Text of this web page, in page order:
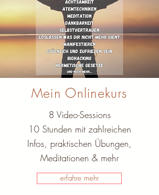
Mein Onlinekurs
8 Video-Sessions
10 Stunden mit zahlreichen
Infos, praktischen Übungen,
Meditationen & mehr
erfahre mehr